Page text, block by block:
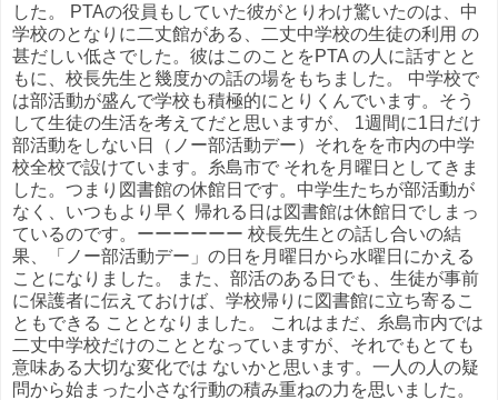
した。 PTAの役員もしていた彼がとりわけ驚いたのは、中
学校のとなりに二丈館がある、二丈中学校の生徒の利用 の
甚だしい低さでした。彼はこのことをPTA の人に話すとと
もに、校長先生と幾度かの話の場をもちました。 中学校で
は部活動が盛んで学校も積極的にとりくんでいます。そう
して生徒の生活を考えてだと思いますが、 1週間に1日だけ
部活動をしない日（ノー部活動デー）それをを市内の中学
校全校で設けています。糸島市で それを月曜日としてきま
した。つまり図書館の休館日です。中学生たちが部活動が
なく、いつもより早く 帰れる日は図書館は休館日でしまっ
ているのです。ーーーーーー 校長先生との話し合いの結
果、「ノー部活動デー」の日を月曜日から水曜日にかえる
ことになりました。 また、部活のある日でも、生徒が事前
に保護者に伝えておけば、学校帰りに図書館に立ち寄るこ
ともできる こととなりました。 これはまだ、糸島市内では
二丈中学校だけのこととなっていますが、それでもとても
意味ある大切な変化では ないかと思います。一人の人の疑
問から始まった小さな行動の積み重ねの力を思いました。